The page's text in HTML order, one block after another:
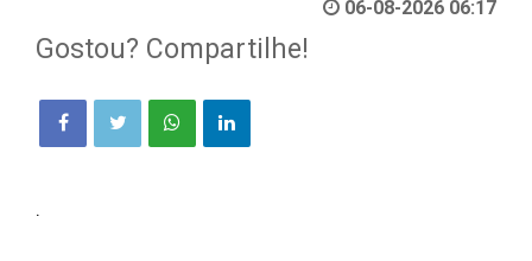
06-08-2026 06:17
Gostou? Compartilhe!
.